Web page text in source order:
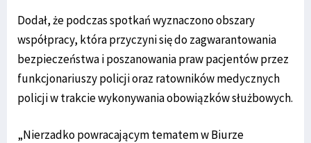
Dodał, że podczas spotkań wyznaczono obszary
współpracy, która przyczyni się do zagwarantowania
bezpieczeństwa i poszanowania praw pacjentów przez
funkcjonariuszy policji oraz ratowników medycznych
policji w trakcie wykonywania obowiązków służbowych.
„Nierzadko powracającym tematem w Biurze